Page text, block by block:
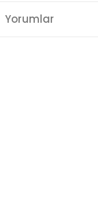
Yorumlar